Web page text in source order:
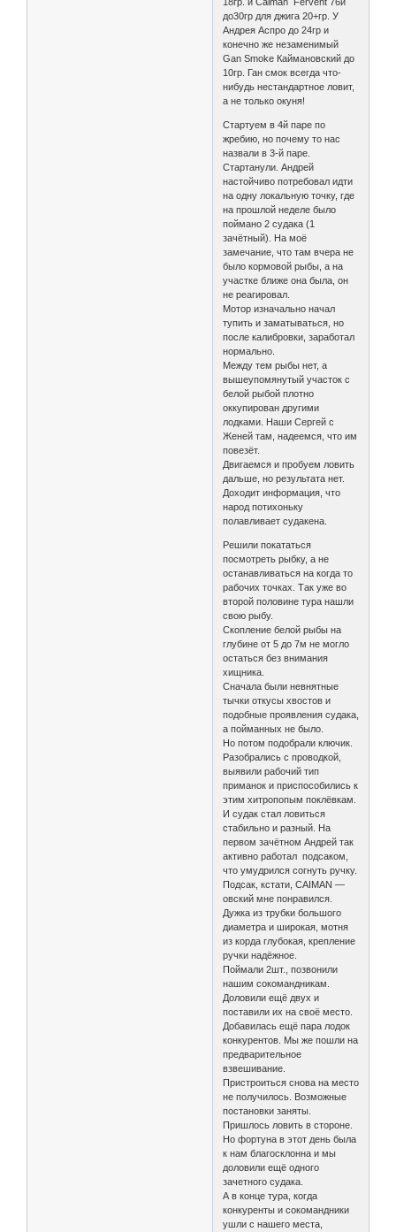
до30гр для джига 20+гр. У
Андрея Аспро до 24гр и
конечно же незаменимый
Gan Smoke Каймановский до
10гр. Ган смок всегда что-
нибудь нестандартное ловит,
а не только окуня!
Стартуем в 4й паре по
жребию, но почему то нас
назвали в 3-й паре.
Стартанули. Андрей
настойчиво потребовал идти
на одну локальную точку, где
на прошлой неделе было
поймано 2 судака (1
зачётный). На моё
замечание, что там вчера не
было кормовой рыбы, а на
участке ближе она была, он
не реагировал.
Мотор изначально начал
тупить и заматываться, но
после калибровки, заработал
нормально.
Между тем рыбы нет, а
вышеупомянутый участок с
белой рыбой плотно
оккупирован другими
лодками. Наши Сергей с
Женей там, надеемся, что им
повезёт.
Двигаемся и пробуем ловить
дальше, но результата нет.
Доходит информация, что
народ потихоньку
полавливает судакена.
Решили покататься
посмотреть рыбку, а не
останавливаться на когда то
рабочих точках. Так уже во
второй половине тура нашли
свою рыбу.
Скопление белой рыбы на
глубине от 5 до 7м не могло
остаться без внимания
хищника.
Сначала были невнятные
тычки откусы хвостов и
подобные проявления судака,
а пойманных не было.
Но потом подобрали ключик.
Разобрались с проводкой,
выявили рабочий тип
приманок и приспособились к
этим хитропопым поклёвкам.
И судак стал ловиться
стабильно и разный. На
первом зачётном Андрей так
активно работал подсаком,
что умудрился согнуть ручку.
Подсак, кстати, CAIMAN —
овский мне понравился.
Дужка из трубки большого
диаметра и широкая, мотня
из корда глубокая, крепление
ручки надёжное.
Поймали 2шт., позвонили
нашим сокомандникам.
Доловили ещё двух и
поставили их на своё место.
Добавилась ещё пара лодок
конкурентов. Мы же пошли на
предварительное
взвешивание.
Пристроиться снова на место
не получилось. Возможные
постановки заняты.
Пришлось ловить в стороне.
Но фортуна в этот день была
к нам благосклонна и мы
доловили ещё одного
зачетного судака.
А в конце тура, когда
конкуренты и сокомандники
ушли с нашего места,